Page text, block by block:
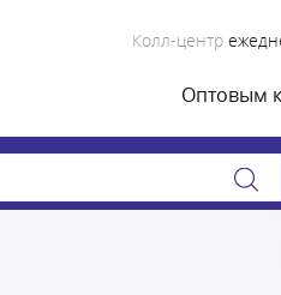
Колл-центр
Оптовым